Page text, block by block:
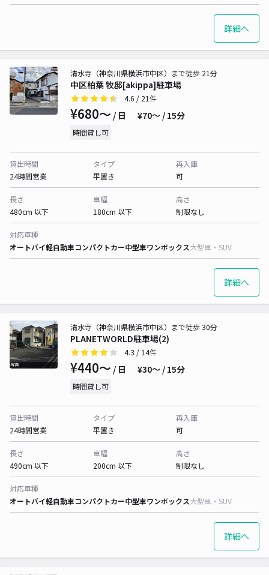
詳細へ
中区柏葉 牧邸[akippa]駐車場
清水寺（神奈川県横浜市中区）まで徒歩 21分
4.6 / 21件
¥680〜 / 日 ¥70〜 / 15分
時間貸し可
貸出時間
24時間営業
タイプ
平置き
再入庫
可
長さ
480cm 以下
車幅
180cm 以下
高さ
制限なし
対応車種
オートバイ軽自動車コンパクトカー中型車ワンボックス大型車・SUV
詳細へ
PLANETWORLD駐車場(2)
清水寺（神奈川県横浜市中区）まで徒歩 30分
4.3 / 14件
¥440〜 / 日 ¥30〜 / 15分
時間貸し可
貸出時間
24時間営業
タイプ
平置き
再入庫
可
長さ
490cm 以下
車幅
200cm 以下
高さ
制限なし
対応車種
オートバイ軽自動車コンパクトカー中型車ワンボックス大型車・SUV
詳細へ